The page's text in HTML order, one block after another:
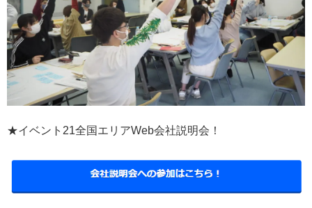
★イベント21全国エリアWeb会社説明会！